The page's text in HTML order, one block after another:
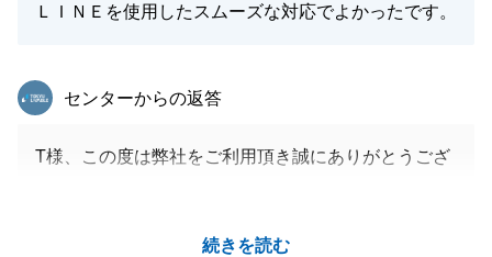
ＬＩＮＥを使用したスムーズな対応でよかったです。
続きを読む
東急リバブル
センターからの返答
T様、この度は弊社をご利用頂き誠にありがとうござ